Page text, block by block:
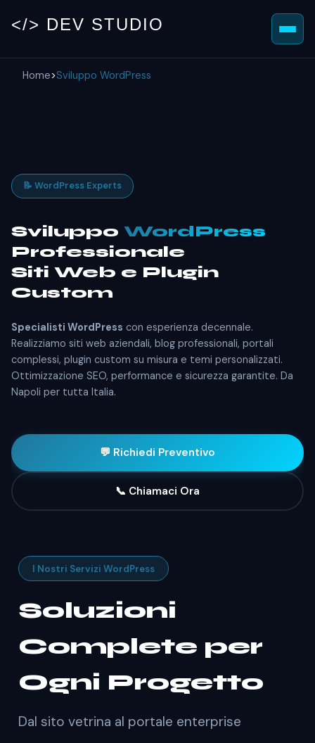
</> DEV STUDIO
Home>Sviluppo WordPress
📝 WordPress Experts
Sviluppo WordPress
Professionale
Siti Web e Plugin
Custom
Specialisti WordPress con esperienza decennale.
Realizziamo siti web aziendali, blog professionali, portali
complessi, plugin custom su misura e temi personalizzati.
Ottimizzazione SEO, performance e sicurezza garantite. Da
Napoli per tutta Italia.
💬 Richiedi Preventivo
📞 Chiamaci Ora
I Nostri Servizi WordPress
Soluzioni
Complete per
Ogni Progetto
Dal sito vetrina al portale enterprise